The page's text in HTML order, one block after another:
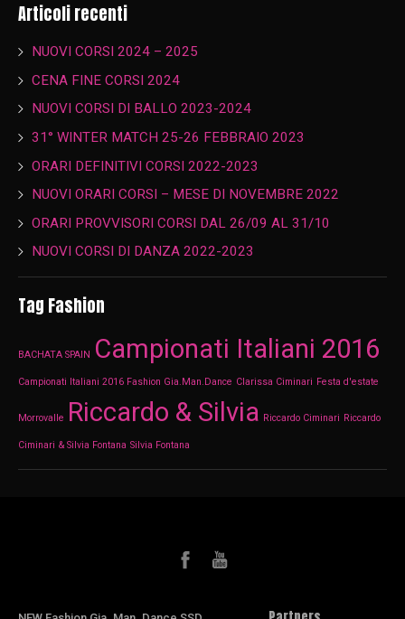
Articoli recenti
NUOVI CORSI 2024 – 2025
CENA FINE CORSI 2024
NUOVI CORSI DI BALLO 2023-2024
31° WINTER MATCH 25-26 FEBBRAIO 2023
ORARI DEFINITIVI CORSI 2022-2023
NUOVI ORARI CORSI – MESE DI NOVEMBRE 2022
ORARI PROVVISORI CORSI DAL 26/09 AL 31/10
NUOVI CORSI DI DANZA 2022-2023
Tag Fashion
BACHATA SPAIN Campionati Italiani 2016
Campionati Italiani 2016 Fashion Gia.Man.Dance Clarissa Ciminari Festa d'estate
Morrovalle Riccardo & Silvia Riccardo Ciminari Riccardo
Ciminari & Silvia Fontana Silvia Fontana